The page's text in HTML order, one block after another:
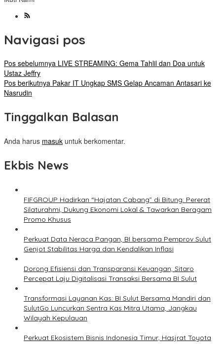
Navigasi pos
Pos sebelumnya LIVE STREAMING: Gema Tahlil dan Doa untuk
Ustaz Jeffry
Pos berikutnya Pakar IT Ungkap SMS Gelap Ancaman Antasari ke
Nasrudin
Tinggalkan Balasan
Anda harus masuk untuk berkomentar.
Ekbis News
FIFGROUP Hadirkan “Hajatan Cabang” di Bitung: Pererat
Silaturahmi, Dukung Ekonomi Lokal & Tawarkan Beragam
Promo Khusus
Perkuat Data Neraca Pangan, BI bersama Pemprov Sulut
Genjot Stabilitas Harga dan Kendalikan Inflasi
Dorong Efisiensi dan Transparansi Keuangan, Sitaro
Percepat Laju Digitalisasi Transaksi Bersama BI Sulut
Transformasi Layanan Kas: BI Sulut Bersama Mandiri dan
SulutGo Luncurkan Sentra Kas Mitra Utama, Jangkau
Wilayah Kepulauan
Perkuat Ekosistem Bisnis Indonesia Timur, Hasjrat Toyota